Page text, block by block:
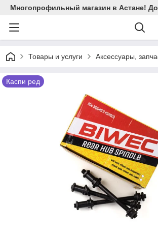
Многопрофильный магазин в Астане!
Товары и услуги Аксессуары,
Каспи ред